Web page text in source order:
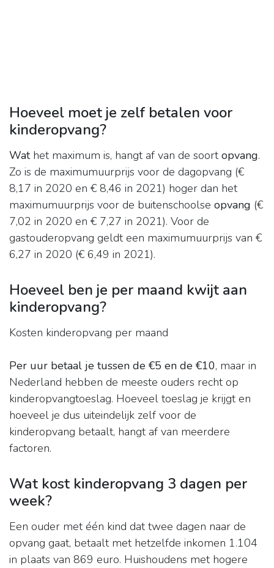
Hoeveel moet je zelf betalen voor
kinderopvang?
Wathet maximum is, hangt af van de soortopvang.
Zo is de maximumuurprijs voor de dagopvang (€
8,17 in 2020 en € 8,46 in 2021) hoger dan het
maximumuurprijs voor de buitenschoolse opvang (€
7,02 in 2020 en € 7,27 in 2021). Voor de
gastouderopvang geldt een maximumuurprijs van €
6,27 in 2020 (€ 6,49 in 2021).
Hoeveel ben je per maand kwijt aan
kinderopvang?
Kosten kinderopvang per maand
Per uur betaal je tussen de €5 en de €10, maar in
Nederland hebben de meeste ouders recht op
kinderopvangtoeslag. Hoeveel toeslag je krijgt en
hoeveel je dus uiteindelijk zelf voor de
kinderopvang betaalt, hangt af van meerdere
factoren.
Wat kost kinderopvang 3 dagen per
week?
Een ouder met één kind dat twee dagen naar de
opvang gaat, betaalt met hetzelfde inkomen 1.104
in plaats van 869 euro. Huishoudens met hogere